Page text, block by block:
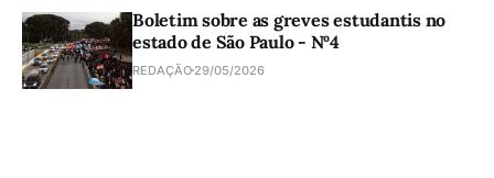
Boletim sobre as greves estudantis no
estado de São Paulo - Nº4
REDAÇÃO 29/05/2026